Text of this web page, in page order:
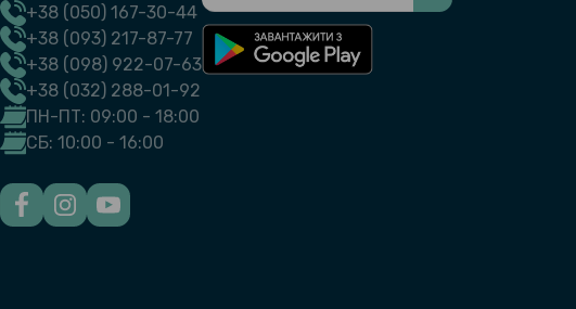
+38 (050) 167-30-44
+38 (093) 217-87-77
+38 (098) 922-07-63
+38 (032) 288-01-92
ПН-ПТ: 09:00 - 18:00
СБ: 10:00 - 16:00